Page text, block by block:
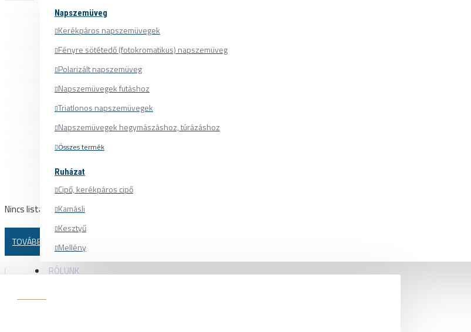
Napszemüveg
Kerékpáros napszemüvegek
Fényre sötétedő (fotokromatikus) napszemüveg
Polarizált napszemüveg
Napszemüvegek futáshoz
Triatlonos napszemüvegek
Napszemüvegek hegymászáshoz, túrázáshoz
Összes termék
Ruházat
Cipő, kerékpáros cipő
Kamásli
Kesztyű
Mellény
Mez
RÓLUNK
Nincs listázandó termék(ek) ebben a kategóriában.
TOVÁBB